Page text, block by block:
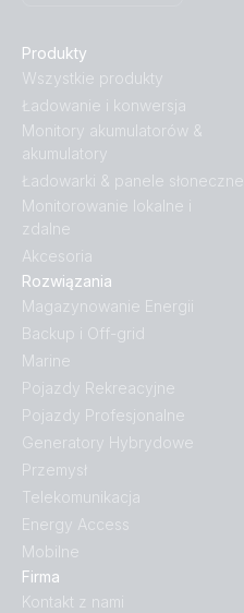
Produkty
Wszystkie produkty
Ładowanie i konwersja
Monitory akumulatorów &
akumulatory
Ładowarki & panele słoneczne
Monitorowanie lokalne i
zdalne
Akcesoria
Rozwiązania
Magazynowanie Energii
Backup i Off-grid
Marine
Pojazdy Rekreacyjne
Pojazdy Profesjonalne
Generatory Hybrydowe
Przemysł
Telekomunikacja
Energy Access
Mobilne
Firma
Kontakt z nami